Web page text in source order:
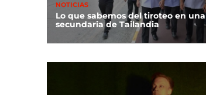
NOTICIAS
Lo que sabemos del tiroteo en una
secundaria de Tailandia